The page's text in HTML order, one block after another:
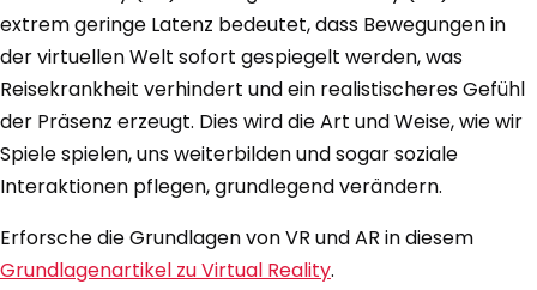
extrem geringe Latenz bedeutet, dass Bewegungen in
der virtuellen Welt sofort gespiegelt werden, was
Reisekrankheit verhindert und ein realistischeres Gefühl
der Präsenz erzeugt. Dies wird die Art und Weise, wie wir
Spiele spielen, uns weiterbilden und sogar soziale
Interaktionen pflegen, grundlegend verändern.
Erforsche die Grundlagen von VR und AR in diesem
Grundlagenartikel zu Virtual Reality.